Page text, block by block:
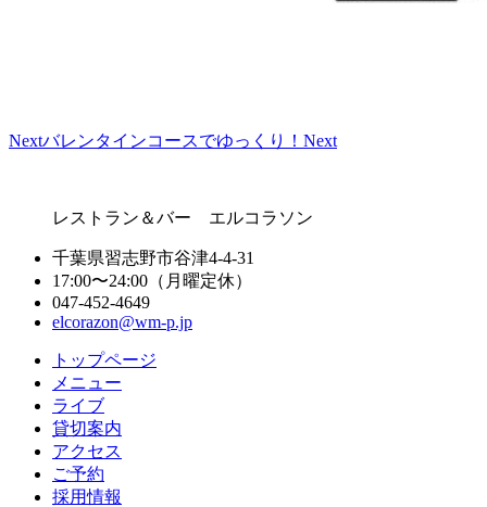
Nextバレンタインコースでゆっくり！ Next
レストラン＆バー エルコラソン
千葉県習志野市谷津4-4-31
17:00〜24:00（月曜定休）
047-452-4649
elcorazon@wm-p.jp
トップページ
メニュー
ライブ
貸切案内
アクセス
ご予約
採用情報